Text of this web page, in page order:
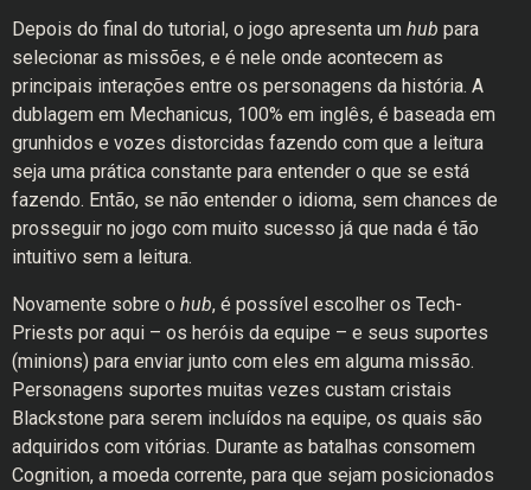
Depois do final do tutorial, o jogo apresenta um hub para
selecionar as missões, e é nele onde acontecem as
principais interações entre os personagens da história. A
dublagem em Mechanicus, 100% em inglês, é baseada em
grunhidos e vozes distorcidas fazendo com que a leitura
seja uma prática constante para entender o que se está
fazendo. Então, se não entender o idioma, sem chances de
prosseguir no jogo com muito sucesso já que nada é tão
intuitivo sem a leitura.
Novamente sobre o hub, é possível escolher os Tech-
Priests por aqui – os heróis da equipe – e seus suportes
(minions) para enviar junto com eles em alguma missão.
Personagens suportes muitas vezes custam cristais
Blackstone para serem incluídos na equipe, os quais são
adquiridos com vitórias. Durante as batalhas consomem
Cognition, a moeda corrente, para que sejam posicionados